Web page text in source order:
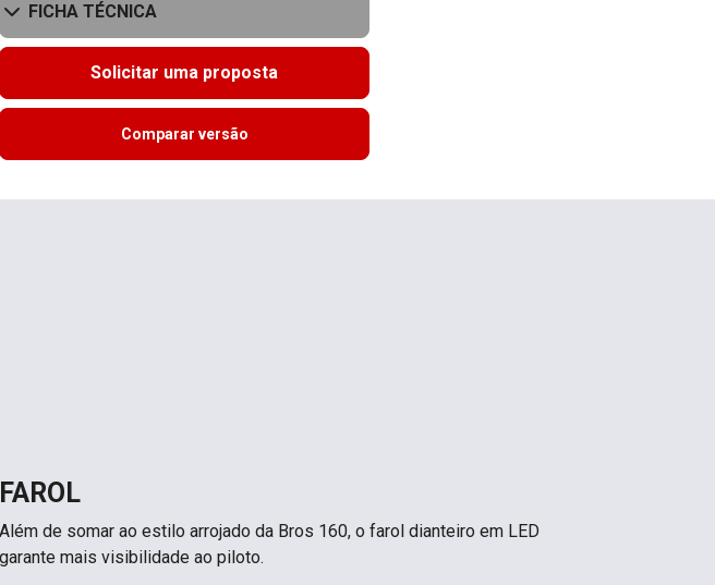
FICHA TÉCNICA
Solicitar uma proposta
Comparar versão
FAROL
Além de somar ao estilo arrojado da Bros 160, o farol dianteiro em LED
garante mais visibilidade ao piloto.